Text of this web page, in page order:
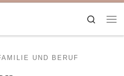
Search
UND BERUF